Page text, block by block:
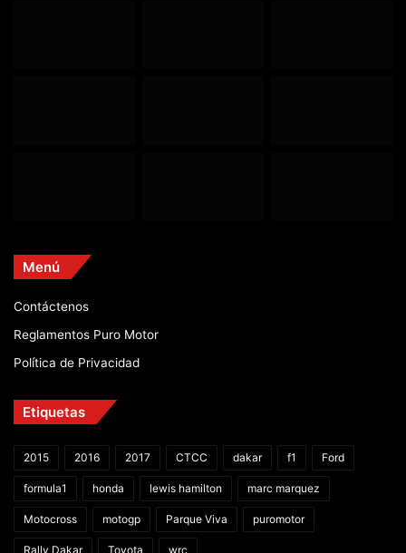
Menú
Contáctenos
Reglamentos Puro Motor
Política de Privacidad
Etiquetas
2015 2016 2017 CTCC dakar f1 Ford
formula1 honda lewis hamilton marc marquez
Motocross motogp Parque Viva puromotor
Rally Dakar Toyota wrc